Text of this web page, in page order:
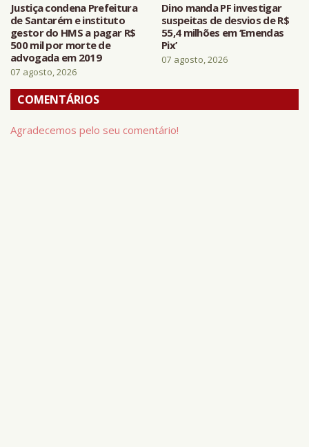
Justiça condena Prefeitura
de Santarém e instituto
gestor do HMS a pagar R$
500 mil por morte de
advogada em 2019
07 agosto, 2026
Dino manda PF investigar
suspeitas de desvios de R$
55,4 milhões em ‘Emendas
Pix’
07 agosto, 2026
COMENTÁRIOS
Agradecemos pelo seu comentário!